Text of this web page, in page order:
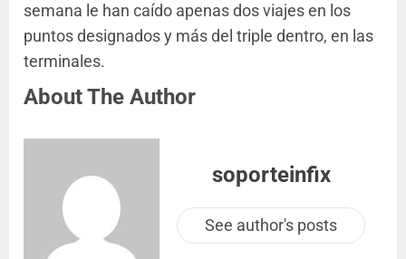
semana le han caído apenas dos viajes en los
puntos designados y más del triple dentro, en las
terminales.
About The Author
soporteinfix
See author's posts